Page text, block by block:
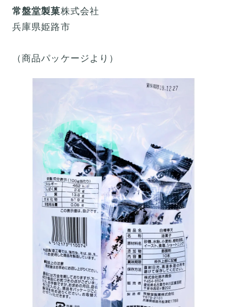
常盤堂製菓株式会社
兵庫県姫路市
（商品パッケージより）